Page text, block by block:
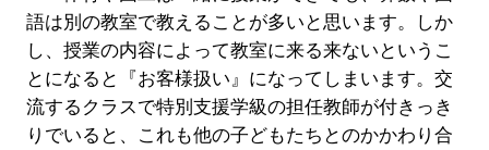
語は別の教室で教えることが多いと思います。しか
し、授業の内容によって教室に来る来ないというこ
とになると『お客様扱い』になってしまいます。交
流するクラスで特別支援学級の担任教師が付きっき
りでいると、これも他の子どもたちとのかかわり合